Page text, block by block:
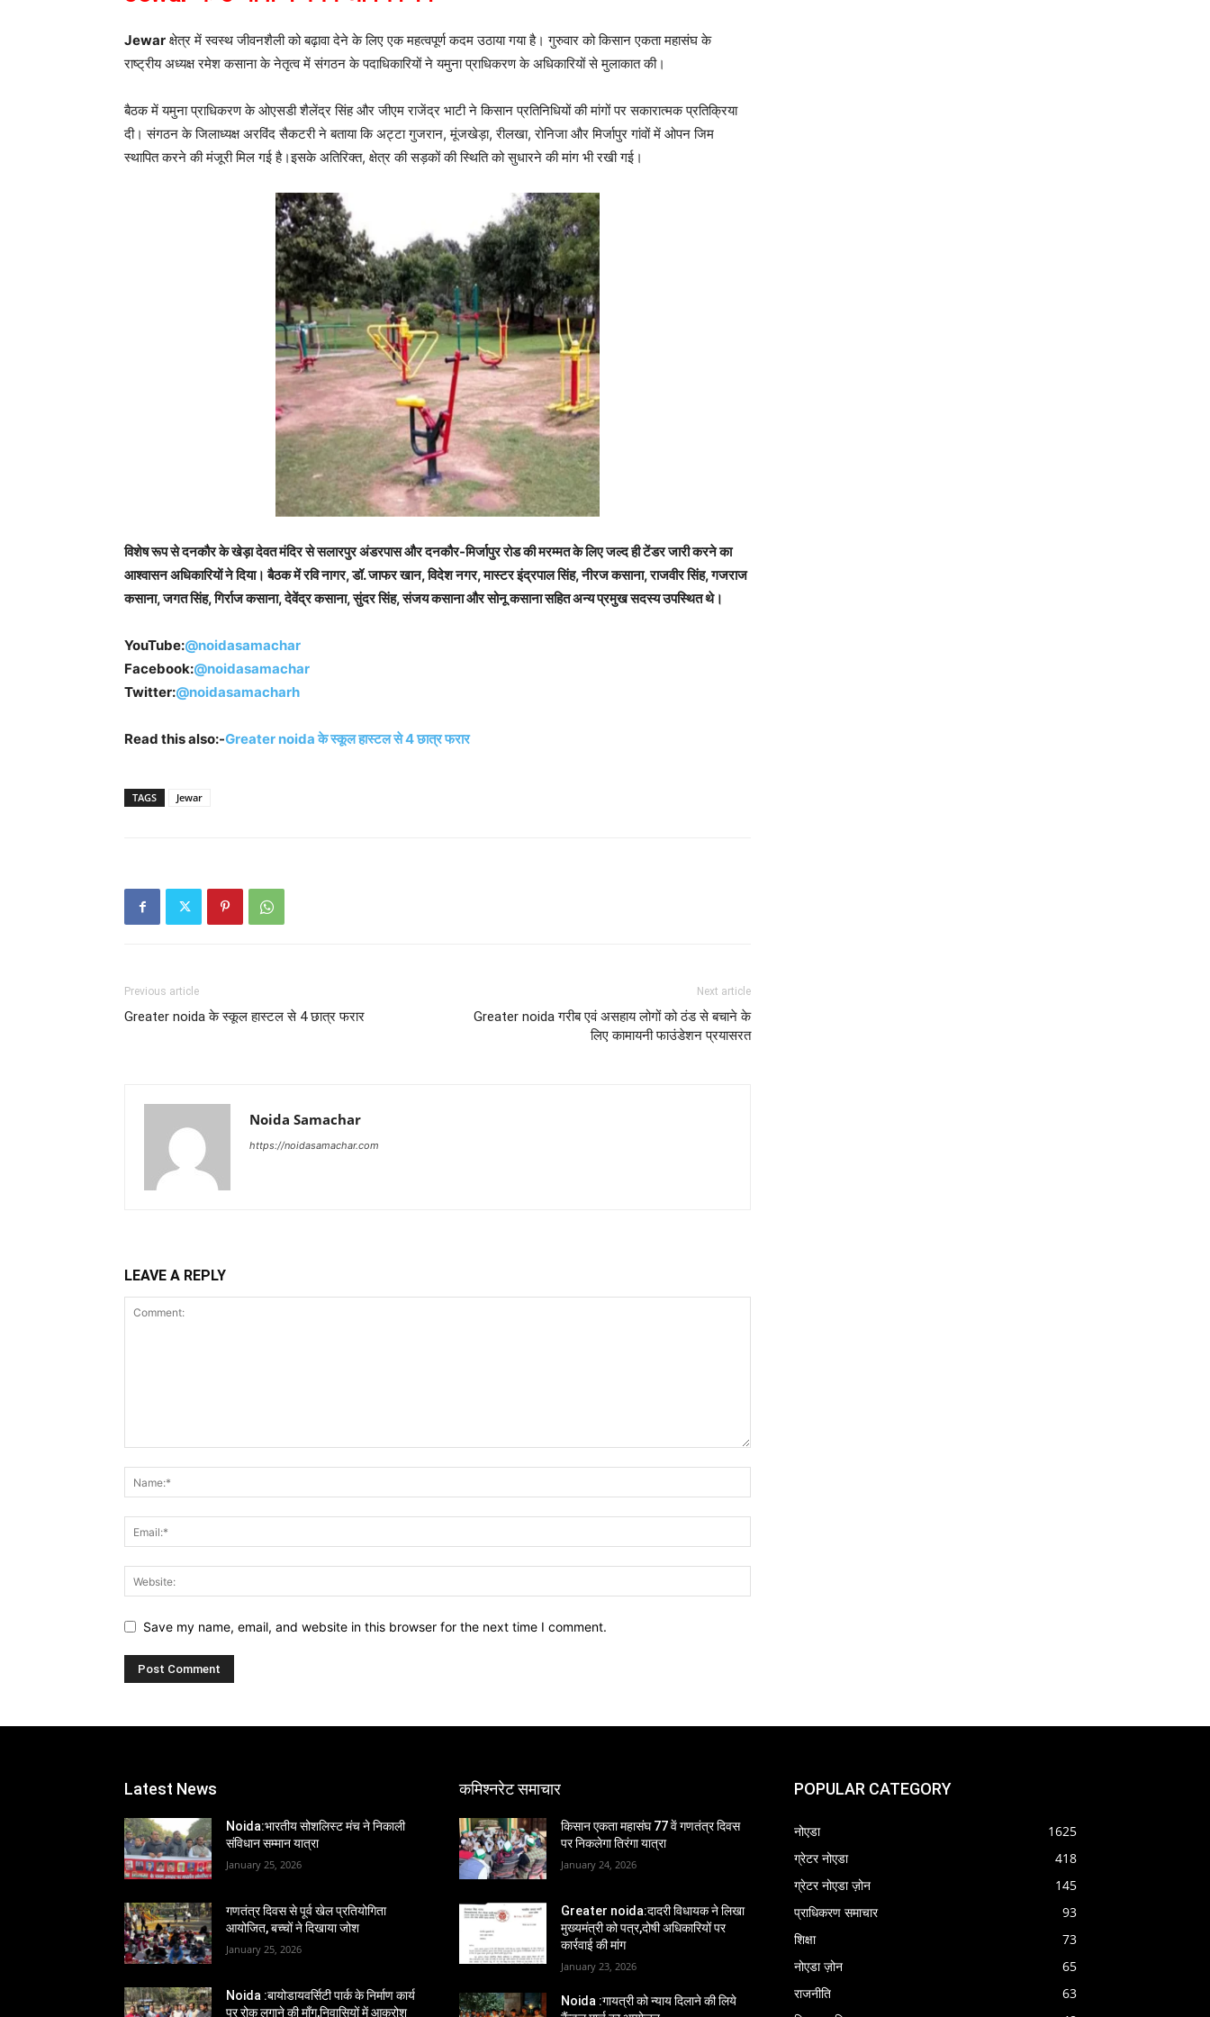
Jewar क्षेत्र में स्वस्थ जीवनशैली को बढ़ावा देने के लिए एक महत्वपूर्ण कदम उठाया गया है। गुरुवार को किसान एकता महासंघ के
राष्ट्रीय अध्यक्ष रमेश कसाना के नेतृत्व में संगठन के पदाधिकारियों ने यमुना प्राधिकरण के अधिकारियों से मुलाकात की।
बैठक में यमुना प्राधिकरण के ओएसडी शैलेंद्र सिंह और जीएम राजेंद्र भाटी ने किसान प्रतिनिधियों की मांगों पर सकारात्मक प्रतिक्रिया
दी। संगठन के जिलाध्यक्ष अरविंद सैकटरी ने बताया कि अट्टा गुजरान, मूंजखेड़ा, रीलखा, रोनिजा और मिर्जापुर गांवों में ओपन जिम
स्थापित करने की मंजूरी मिल गई है।इसके अतिरिक्त, क्षेत्र की सड़कों की स्थिति को सुधारने की मांग भी रखी गई।
विशेष रूप से दनकौर के खेड़ा देवत मंदिर से सलारपुर अंडरपास और दनकौर-मिर्जापुर रोड की मरम्मत के लिए जल्द ही टेंडर जारी करने का
आश्वासन अधिकारियों ने दिया। बैठक में रवि नागर, डॉ. जाफर खान, विदेश नगर, मास्टर इंद्रपाल सिंह, नीरज कसाना, राजवीर सिंह, गजराज
कसाना, जगत सिंह, गिर्राज कसाना, देवेंद्र कसाना, सुंदर सिंह, संजय कसाना और सोनू कसाना सहित अन्य प्रमुख सदस्य उपस्थित थे।
YouTube:@noidasamachar
Facebook:@noidasamachar
Twitter:@noidasamacharh
Read this also:-Greater noida के स्कूल हास्टल से 4 छात्र फरार
TAGS Jewar
Previous article
Greater noida के स्कूल हास्टल से 4 छात्र फरार
Next article
Greater noida गरीब एवं असहाय लोगों को ठंड से बचाने के
लिए कामायनी फाउंडेशन प्रयासरत
Noida Samachar
https://noidasamachar.com
LEAVE A REPLY
Save my name, email, and website in this browser for the next time I comment.
Latest News
Noida:भारतीय सोशलिस्ट मंच ने निकाली
संविधान सम्मान यात्रा
January 25, 2026
गणतंत्र दिवस से पूर्व खेल प्रतियोगिता
आयोजित, बच्चों ने दिखाया जोश
January 25, 2026
Noida :बायोडायवर्सिटी पार्क के निर्माण कार्य
पर रोक लगाने की माँग,निवासियों में आक्रोश
कमिश्नरेट समाचार
किसान एकता महासंघ 77 वें गणतंत्र दिवस
पर निकलेगा तिरंगा यात्रा
January 24, 2026
Greater noida:दादरी विधायक ने लिखा
मुख्यमंत्री को पत्र,दोषी अधिकारियों पर
कार्रवाई की मांग
January 23, 2026
Noida :गायत्री को न्याय दिलाने की लिये
POPULAR CATEGORY
नोएडा
1625
ग्रेटर नोएडा
418
ग्रेटर नोएडा ज़ोन
145
प्राधिकरण समाचार
93
शिक्षा
73
नोएडा ज़ोन
65
राजनीति
63